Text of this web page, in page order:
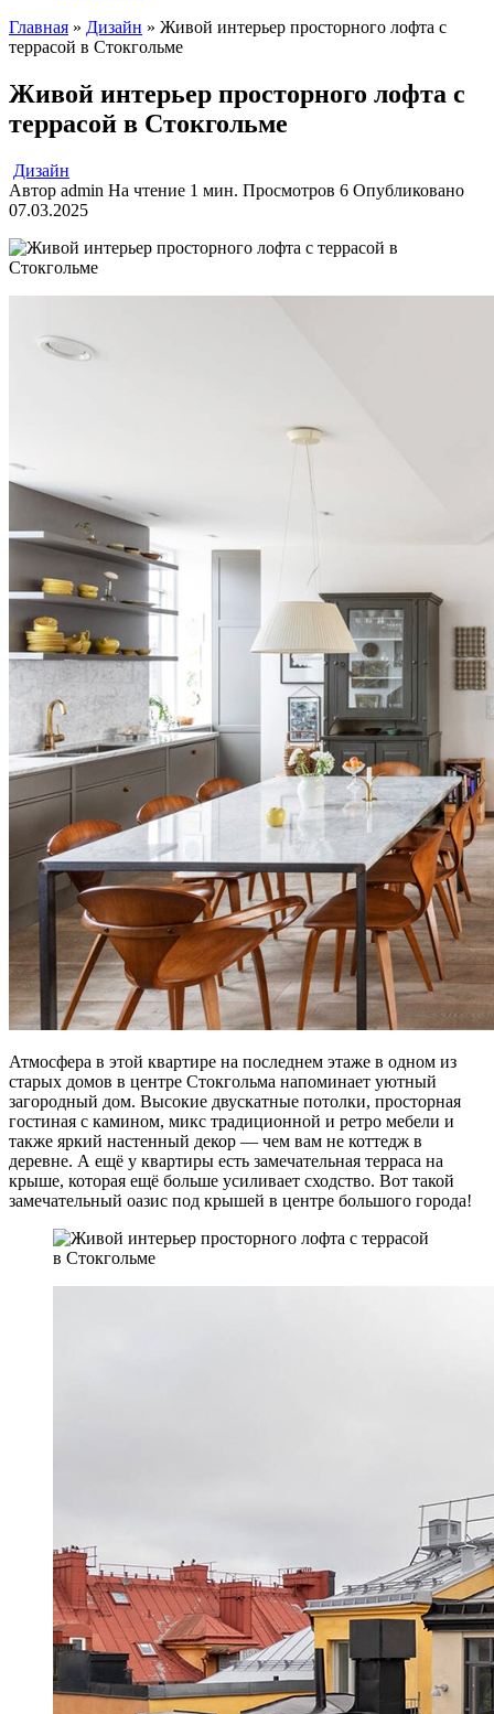
Главная » Дизайн » Живой интерьер просторного лофта с
террасой в Стокгольме
Живой интерьер просторного лофта с
террасой в Стокгольме
Дизайн
Автор admin На чтение 1 мин. Просмотров 6 Опубликовано
07.03.2025
Атмосфера в этой квартире на последнем этаже в одном из
старых домов в центре Стокгольма напоминает уютный
загородный дом. Высокие двускатные потолки, просторная
гостиная с камином, микс традиционной и ретро мебели и
также яркий настенный декор — чем вам не коттедж в
деревне. А ещё у квартиры есть замечательная терраса на
крыше, которая ещё больше усиливает сходство. Вот такой
замечательный оазис под крышей в центре большого города!